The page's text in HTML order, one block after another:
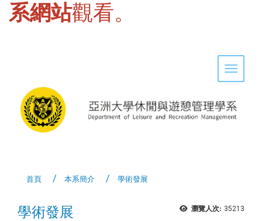
系網站觀看。
Toggle
首頁 本系簡介 學術發展
瀏覽人次: 35213
學術發展